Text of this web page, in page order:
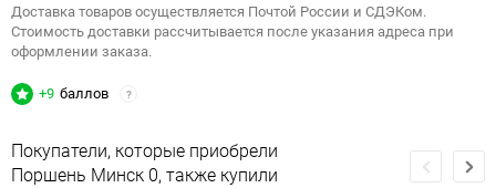
Доставка товаров осуществляется Почтой России и СДЭКом.
Стоимость доставки рассчитывается после указания адреса при
оформлении заказа.
+9 баллов ?
Покупатели, которые приобрели
Поршень Минск 0, также купили